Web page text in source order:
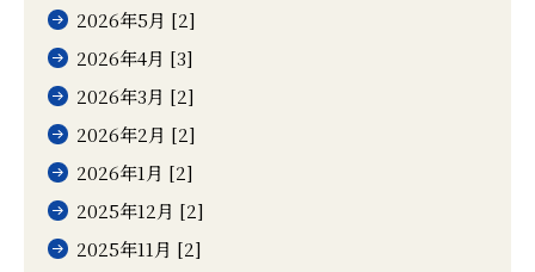
2026年5月 [2]
2026年4月 [3]
2026年3月 [2]
2026年2月 [2]
2026年1月 [2]
2025年12月 [2]
2025年11月 [2]